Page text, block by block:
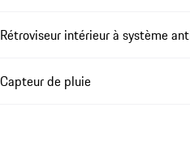
Rétroviseur intérieur à système
Capteur de pluie